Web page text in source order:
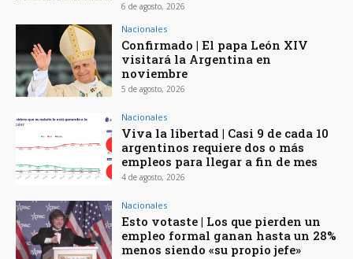
6 de agosto, 2026
Nacionales
Confirmado | El papa León XIV
visitará la Argentina en
noviembre
5 de agosto, 2026
Nacionales
Viva la libertad | Casi 9 de cada 10
argentinos requiere dos o más
empleos para llegar a fin de mes
4 de agosto, 2026
Nacionales
Esto votaste | Los que pierden un
empleo formal ganan hasta un 28%
menos siendo «su propio jefe»